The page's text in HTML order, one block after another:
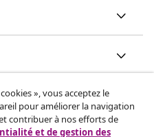
», vous acceptez le
pour améliorer la navigation
contribuer à nos efforts de
et de gestion des